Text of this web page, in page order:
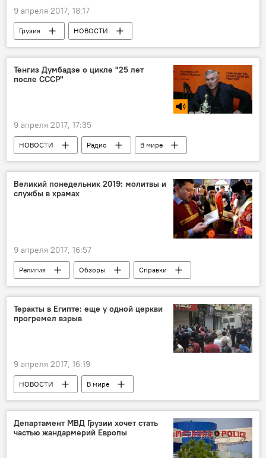
9 апреля 2017, 18:17
Грузия
НОВОСТИ
ПРОИСШЕСТВИЯ
Центр "Дельта"
Противоградовая система
Тенгиз Думбадзе о цикле "25 лет
после СССР"
9 апреля 2017, 17:35
НОВОСТИ Радио В мире
Великий понедельник 2019: молитвы и
службы в храмах
9 апреля 2017, 16:57
Религия Обзоры
Справки
АНАЛИТИКА
Теракты в Египте: еще у одной церкви
прогремел взрыв
9 апреля 2017, 16:19
НОВОСТИ
В мире
ПРОИСШЕСТВИЯ
Департамент МВД Грузии хочет стать
частью жандармерий Европы